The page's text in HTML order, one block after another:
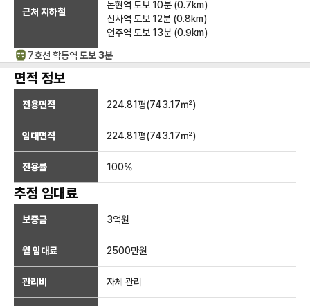
근처 지하철
논현역 도보 10분 (0.7km)
신사역 도보 12분 (0.8km)
언주역 도보 13분 (0.9km)
7호선 학동역 도보 3분
면적 정보
전용면적 224.81평(743.17㎡)
임대면적 224.81평(743.17㎡)
전용률 100%
추정 임대료
보증금 3억원
월 임대료 2500만원
관리비 자체 관리